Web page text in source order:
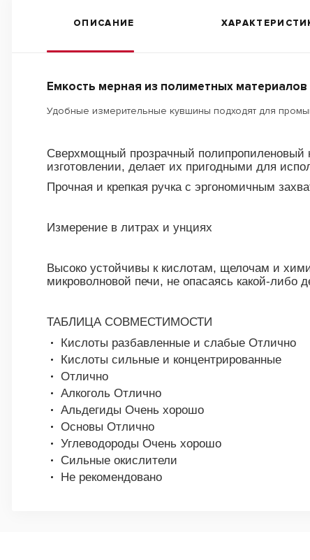
ОПИСАНИЕ
Емкость мерная из полиметных
Удобные измерительные кувшины подходят для
Сверхмощный прозрачный полипропиленовый
изготовлении, делает их пригодными для
Прочная и крепкая ручка с эргономичным
Измерение в литрах и унциях
Высоко устойчивы к кислотам, щелочам и
микроволновой печи, не опасаясь какой-либо
ТАБЛИЦА СОВМЕСТИМОСТИ
Кислоты разбавленные и слабые Отлично
Кислоты сильные и концентрированные
Отлично
Алкоголь Отлично
Альдегиды Очень хорошо
Основы Отлично
Углеводороды Очень хорошо
Сильные окислители
Не рекомендовано